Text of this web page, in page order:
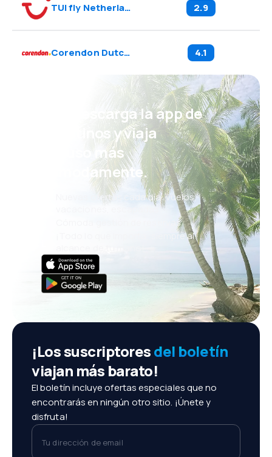
TUI fly Netherlands 2.9
Corendon Dutch Airlines ) 4.1
¡Eh! Descarga la app de
eDestinos y viaja
incluso más
cómodamente.
Nuevas ofertas cada día: vuelos,
vacaciones, escapadas
Cómoda gestión de reservas
¡Todo lo que importa, siempre al
¡Los suscriptoresdel boletín
viajan más barato!
El boletín incluye ofertas especiales que no
encontrarás en ningún otro sitio. ¡Únete y
disfruta!
Tu dirección de email